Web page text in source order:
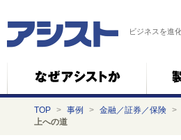
ビジネスを進
TOP > 事例 > 金融／証券／保険 >
上への道